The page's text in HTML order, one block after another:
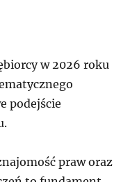
w 2026 roku
podejście
praw oraz